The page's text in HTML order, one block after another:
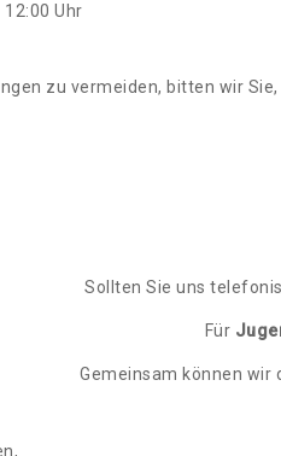
12:00 Uhr
zu vermeiden, bitten wir Sie,
Sollten Sie uns
Für
Gemeinsam können wir